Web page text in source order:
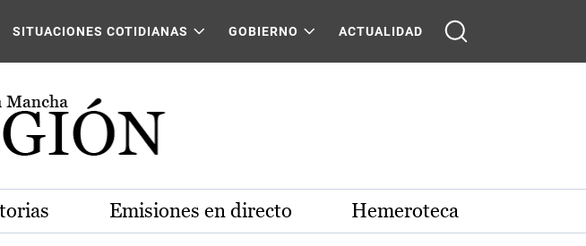
SITUACIONES COTIDIANAS GOBIERNO ACTUALIDAD
Emisiones en directo Hemeroteca